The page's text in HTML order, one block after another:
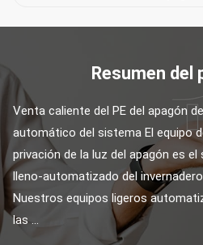
Resumen del
Venta caliente del PE del apagón
automático del sistema El equipo
privación de la luz del apagón es
lleno-automatizado del
Nuestros equipos ligeros
las ...